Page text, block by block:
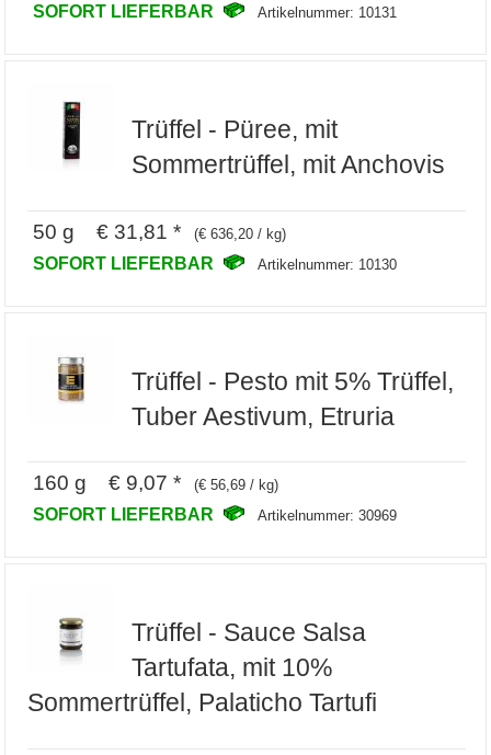
SOFORT LIEFERBAR Artikelnummer: 10131
Trüffel - Püree, mit
Sommertrüffel, mit Anchovis
50 g € 31,81 * (€ 636,20 / kg)
SOFORT LIEFERBAR Artikelnummer: 10130
Trüffel - Pesto mit 5% Trüffel,
Tuber Aestivum, Etruria
160 g € 9,07 * (€ 56,69 / kg)
SOFORT LIEFERBAR Artikelnummer: 30969
Trüffel - Sauce Salsa
Tartufata, mit 10%
Sommertrüffel, Palaticho Tartufi